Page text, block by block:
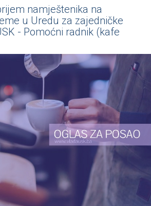
namještenika na
u Uredu za zajedničke
- Pomoćni radnik (kafe